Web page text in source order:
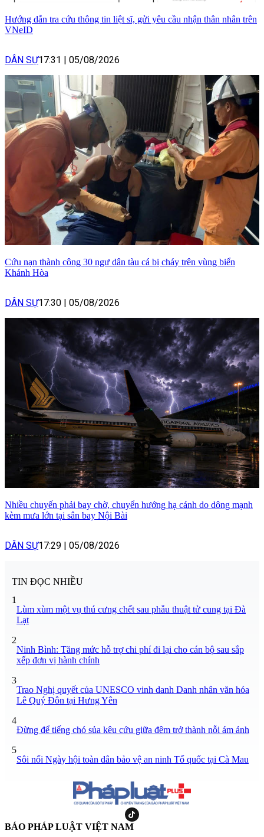
Hướng dẫn tra cứu thông tin liệt sĩ, gửi yêu cầu nhận thân nhân trên
VNeID
DÂN SỰ17:31 05/08/2026
Cứu nạn thành công 30 ngư dân tàu cá bị cháy trên vùng biển
Khánh Hòa
DÂN SỰ17:30 05/08/2026
Nhiều chuyến phải bay chờ, chuyển hướng hạ cánh do dông mạnh
kèm mưa lớn tại sân bay Nội Bài
DÂN SỰ17:29 05/08/2026
TIN ĐỌC NHIỀU
1
Lùm xùm một vụ thú cưng chết sau phẫu thuật tử cung tại Đà
Lạt
2
Ninh Bình: Tăng mức hỗ trợ chi phí đi lại cho cán bộ sau sắp
xếp đơn vị hành chính
3
Trao Nghị quyết của UNESCO vinh danh Danh nhân văn hóa
Lê Quý Đôn tại Hưng Yên
4
Đừng để tiếng chó sủa kêu cứu giữa đêm trở thành nỗi ám ảnh
5
Sôi nổi Ngày hội toàn dân bảo vệ an ninh Tổ quốc tại Cà Mau
BÁO PHÁP LUẬT VIỆT NAM